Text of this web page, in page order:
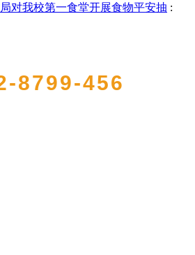
对我校第一食堂开展食物平安抽 :
8799-456